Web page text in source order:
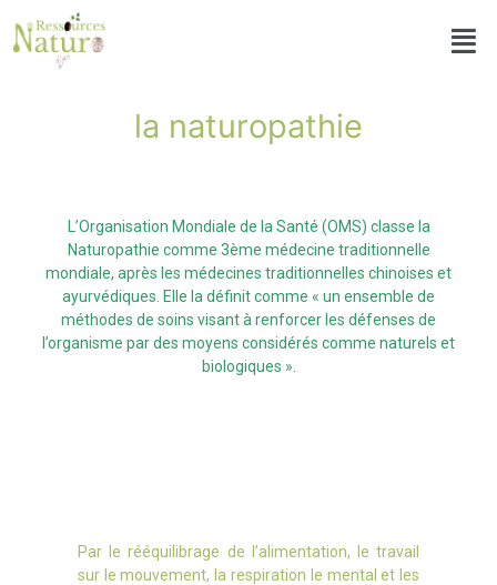
au
contenu
la naturopathie
L’Organisation Mondiale de la Santé (OMS) classe la
Naturopathie comme 3ème médecine traditionnelle
mondiale, après les médecines traditionnelles chinoises et
ayurvédiques. Elle la définit comme « un ensemble de
méthodes de soins visant à renforcer les défenses de
l’organisme par des moyens considérés comme naturels et
biologiques ».
Par le rééquilibrage de l’alimentation, le travail
sur le mouvement, la respiration le mental et les